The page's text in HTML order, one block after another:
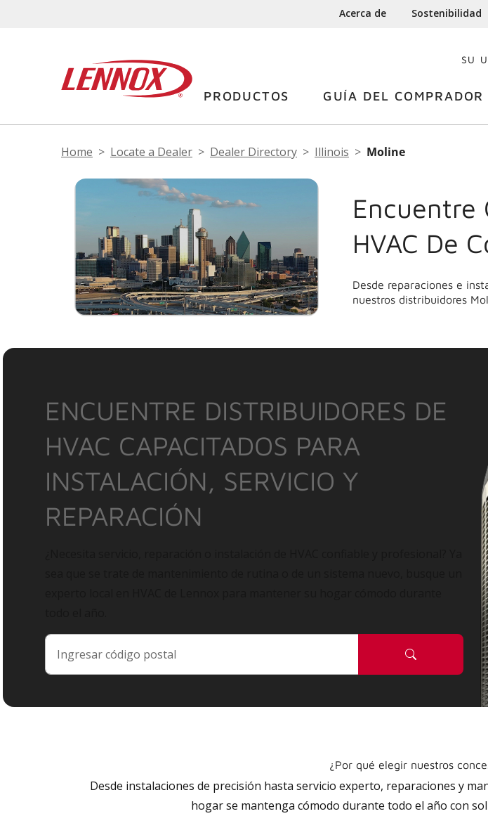
Acerca de Sostenibilidad
SU
PRODUCTOS GUÍA DEL COMPRADOR
Home Locate a Dealer Dealer Directory Illinois Moline
Encuentre
HVAC De
Desde reparaciones e
nuestros distribuidores
ENCUENTRE DISTRIBUIDORES DE
HVAC CAPACITADOS PARA
INSTALACIÓN, SERVICIO Y
REPARACIÓN
¿Por qué elegir nuestros
Desde instalaciones de precisión hasta servicio experto, reparaciones y
hogar se mantenga cómodo durante todo el año con